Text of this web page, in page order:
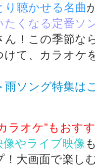
り聴かせる名曲
たくなる定番ソ
ん！この季節な
けて、カラオケ
雨ソング特集は
ラオケ”もおすす
像やライブ映像
！大画面で楽し